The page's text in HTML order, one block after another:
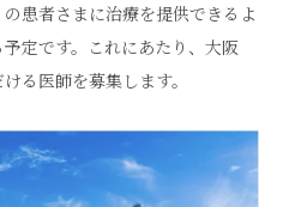
患者さまに治療を提供できるよ
定です。これにあたり、大阪
る医師を募集します。